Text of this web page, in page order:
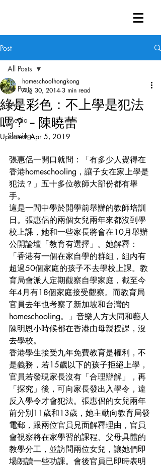
Post
All Posts
FAQ
Media
Sharing
All Posts
綠是彩色：不上學是犯法
嗎？ - 陳曉蕾
homeschoolhongkong
Aug 30, 2014 3 min read
Updated:Apr 5, 2019
張惠侶一開口就問：「有多少人覺得在
香港homeschooling，讓子女在家上學是
犯法？」五十多位教師大部份都有舉
手。
這是一間中學於開學前舉辦的教師培訓
日。張惠侶的兩個女兒兩年來都沒到學
校上課，她和一些家長將會在10月舉辦
公開論壇「教育有選擇」。她解釋：
「香港有一個在家自學的群組，組內有
超過50個家庭的孩子不去學校上課。教
育局會派人定期觀察自學家庭，截至今
年4月有18個家庭接受觀察。而教育局
官員去年也考察了新加坡和台灣的
homeschooling。」音樂人方大同和藝人
陳明恩小時候都在香港由母親授課，沒
去學校。
香港學生接受九年免費教育是權利，不
是義務，若15歲以下的孩子拒絕上學，
官員若發現家長沒有「合理辯解」，再
「探究」後，可向家長發出入學令，違
反入學令才會犯法。張惠侶的女兒兩年
前分別11歲和13歲，她主動向教育局發
電郵，跟兩位官員見面解釋理由，官員
會視察將在家學習的課程、父母具體的
教學分工，並訪問兩位女兒，讓她們即
場朗讀一些功課。會後官員已即時表明